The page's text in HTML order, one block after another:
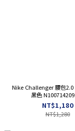
Nike Challenger 腰包
黑色
NT$1,180
NT$1,280